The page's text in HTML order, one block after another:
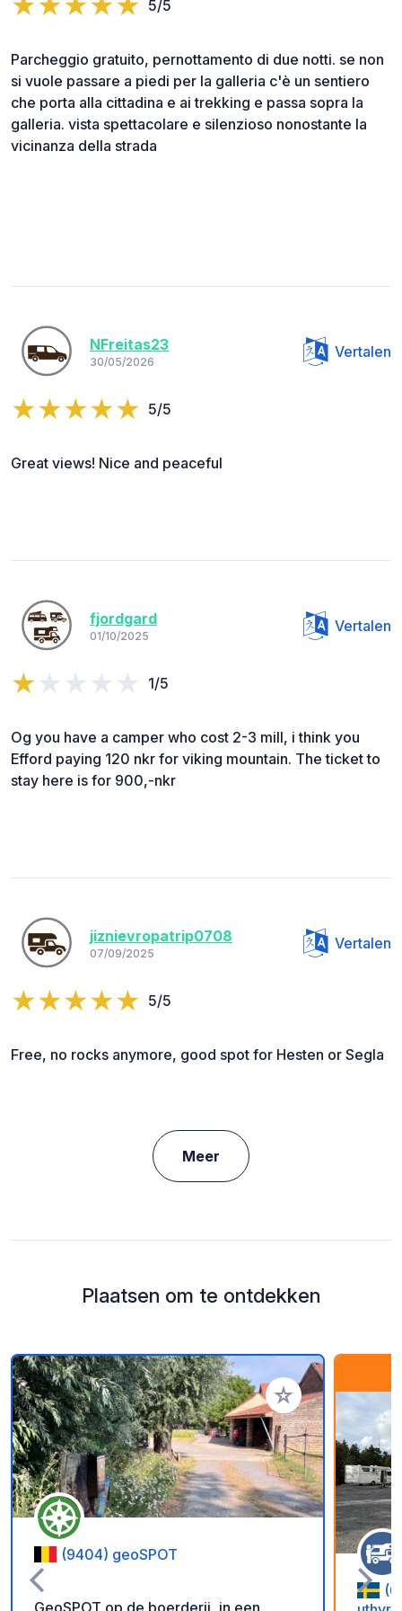
5/5
Parcheggio gratuito, pernottamento di due notti. se non
si vuole passare a piedi per la galleria c'è un sentiero
che porta alla cittadina e ai trekking e passa sopra la
galleria. vista spettacolare e silenzioso nonostante la
vicinanza della strada
NFreitas23
30/05/2026
Vertalen
5/5
Great views! Nice and peaceful
fjordgard
01/10/2025
Vertalen
1/5
Og you have a camper who cost 2-3 mill, i think you
Efford paying 120 nkr for viking mountain. The ticket to
stay here is for 900,-nkr
jiznievropatrip0708
07/09/2025
Vertalen
5/5
Free, no rocks anymore, good spot for Hesten or Segla
Meer
Plaatsen om te ontdekken
Voeg toe aan je
(9404) geoSPOT
GeoSPOT op de boerderij, in een